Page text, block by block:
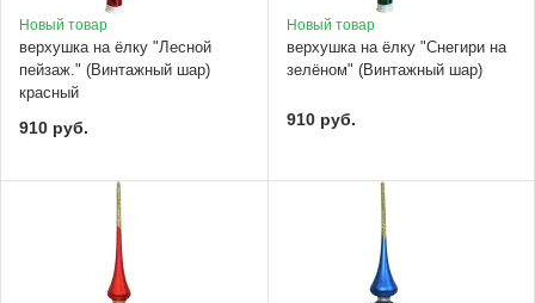
Новый товар
верхушка на ёлку "Лесной
пейзаж." (Винтажный шар)
красный
910 руб.
Новый товар
верхушка на ёлку "Снегири на
зелёном" (Винтажный шар)
910 руб.